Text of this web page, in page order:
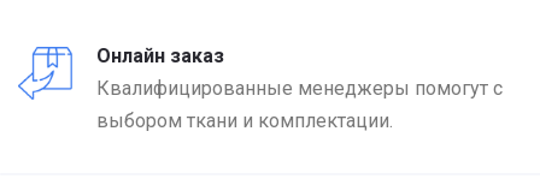
Онлайн заказ
Квалифицированные менеджеры помогут с
выбором ткани и комплектации.